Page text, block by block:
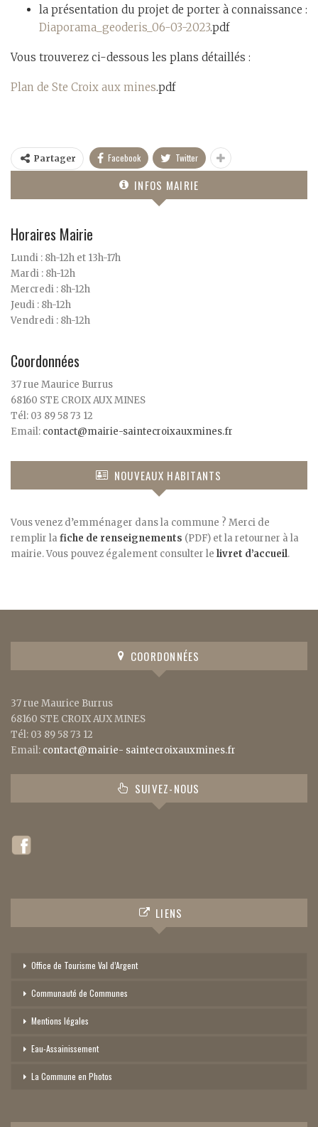
la présentation du projet de porter à connaissance :
Diaporama_geoderis_06-03-2023.pdf
Vous trouverez ci-dessous les plans détaillés :
Plan de Ste Croix aux mines.pdf
Partager Facebook Twitter
INFOS MAIRIE
Horaires Mairie
Lundi : 8h-12h et 13h-17h
Mardi : 8h-12h
Mercredi : 8h-12h
Jeudi : 8h-12h
Vendredi : 8h-12h
Coordonnées
37 rue Maurice Burrus
68160 STE CROIX AUX MINES
Tél: 03 89 58 73 12
Email: contact@mairie-saintecroixauxmines.fr
NOUVEAUX HABITANTS
Vous venez d’emménager dans la commune ? Merci de
remplir la fiche de renseignements (PDF) et la retourner à la
mairie. Vous pouvez également consulter le livret d’accueil.
COORDONNÉES
37 rue Maurice Burrus
68160 STE CROIX AUX MINES
Tél: 03 89 58 73 12
Email: contact@mairie- saintecroixauxmines.fr
SUIVEZ-NOUS
LIENS
Office de Tourisme Val d’Argent
Communauté de Communes
Mentions légales
Eau-Assainissement
La Commune en Photos